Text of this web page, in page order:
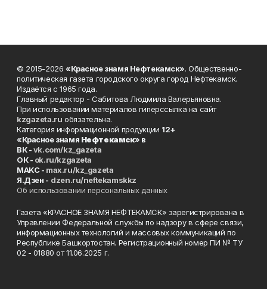
© 2015-2026 «Красное знамя Нефтекамск». Общественно-
политическая газета городского округа город Нефтекамск.
Издаётся с 1965 года.
Главный редактор - Сабитова Людмила Валерьяновна.
При использовании материалов гиперссылка на сайт
kzgazeta.ru обязательна.
Категория информационной продукции 12+
«Красное знамя Нефтекамск» в
ВК -vk.com/kz_gazeta
ОК - ok.ru/kzgazeta
MAKC - max.ru/kz_gazeta
Я.Дзен - dzen.ru/neftekamskkz
Об использовании персональных данных
Газета «КРАСНОЕ ЗНАМЯ НЕФТЕКАМСК» зарегистрирована в
Управлении Федеральной службы по надзору в сфере связи,
информационных технологий и массовых коммуникаций по
Республике Башкортостан. Регистрационный номер ПИ № ТУ
02 - 01880 от 11.06.2025 г.